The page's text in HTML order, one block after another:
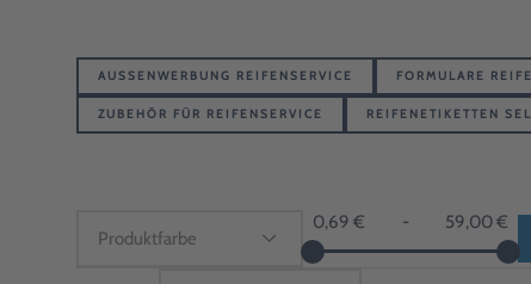
AUSSENWERBUNG REIFENSERVICE FORMULARE
ZUBEHÖR FÜR REIFENSERVICE REIFENETIKETTEN
0,69 € - 59,00 €